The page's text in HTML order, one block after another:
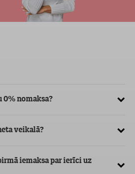
0% nomaksa?
veikalā?
iemaksa par ierīci uz